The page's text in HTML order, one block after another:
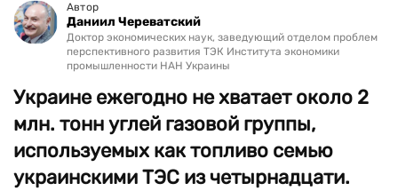
Автор
Даниил Череватский
Доктор экономических наук, заведующий отделом проблем
перспективного развития ТЭК Института экономики
промышленности НАН Украины
Украине ежегодно не хватает около 2
млн. тонн углей газовой группы,
используемых как топливо семью
украинскими ТЭС из четырнадцати.